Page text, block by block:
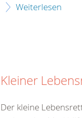
Weiterlesen
Kleiner
Der kleine